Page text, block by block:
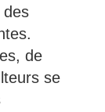
de
se